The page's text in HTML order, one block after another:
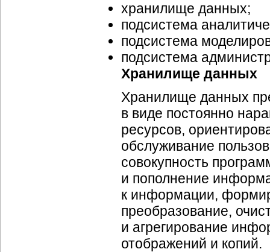
хранилище данных;
подсистема
подсистема
подсистема
Хранилище данных
Хранилище данных
в виде постоянно
ресурсов,
обслуживание
совокупность
и пополнение
к информации,
преобразование,
и агрегирование
отображений и копий.